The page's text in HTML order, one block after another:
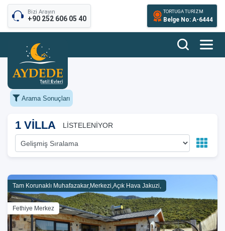
Bizi Arayın
+90 252 606 05 40
TORTUGA TURİZM
Belge No: A-6444
Arama Sonuçları
1 VİLLA LİSTELENİYOR
Tam Korunaklı Muhafazakar,Merkezi,Açık Hava Jakuzi,
Fethiye Merkez